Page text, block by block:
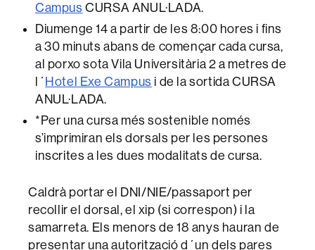
Campus CURSA ANUL·LADA.
Diumenge 14 a partir de les 8:00 hores i fins
a 30 minuts abans de començar cada cursa,
al porxo sota Vila Universitària 2 a metres de
l´ Hotel Exe Campus i de la sortida CURSA
ANUL·LADA.
*Per una cursa més sostenible només
s’imprimiran els dorsals per les persones
inscrites a les dues modalitats de cursa.
Caldrà portar el DNI/NIE/passaport per
recollir el dorsal, el xip (si correspon) i la
samarreta. Els menors de 18 anys hauran de
presentar una autorització d´un dels pares